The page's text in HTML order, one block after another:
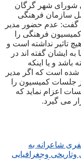
شورای شهر گرگان
سازمان فرهنگی
عدم حضور مدیر
فرهنگی را
تاثیر نداشته است و
ایشان گفته اند در
و یا اینکه
است که اگر مدیر
جلسات کمیسیون را
اعزام نماید که
می گیرد.